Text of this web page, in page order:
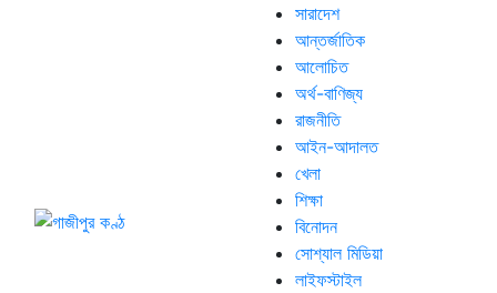
সারাদেশ
আন্তর্জাতিক
আলোচিত
অর্থ-বাণিজ্য
রাজনীতি
আইন-আদালত
খেলা
শিক্ষা
বিনোদন
সোশ্যাল মিডিয়া
লাইফস্টাইল